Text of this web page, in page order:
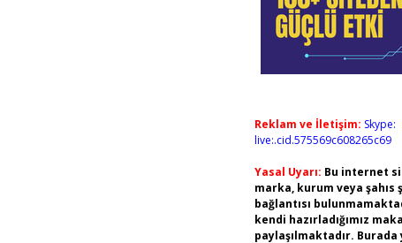
Reklam ve İletişim: Skype:
live:.cid.575569c608265c69
Yasal Uyarı: Bu internet
marka, kurum veya
bağlantısı
kendi hazırladığımız
paylaşılmaktadır.